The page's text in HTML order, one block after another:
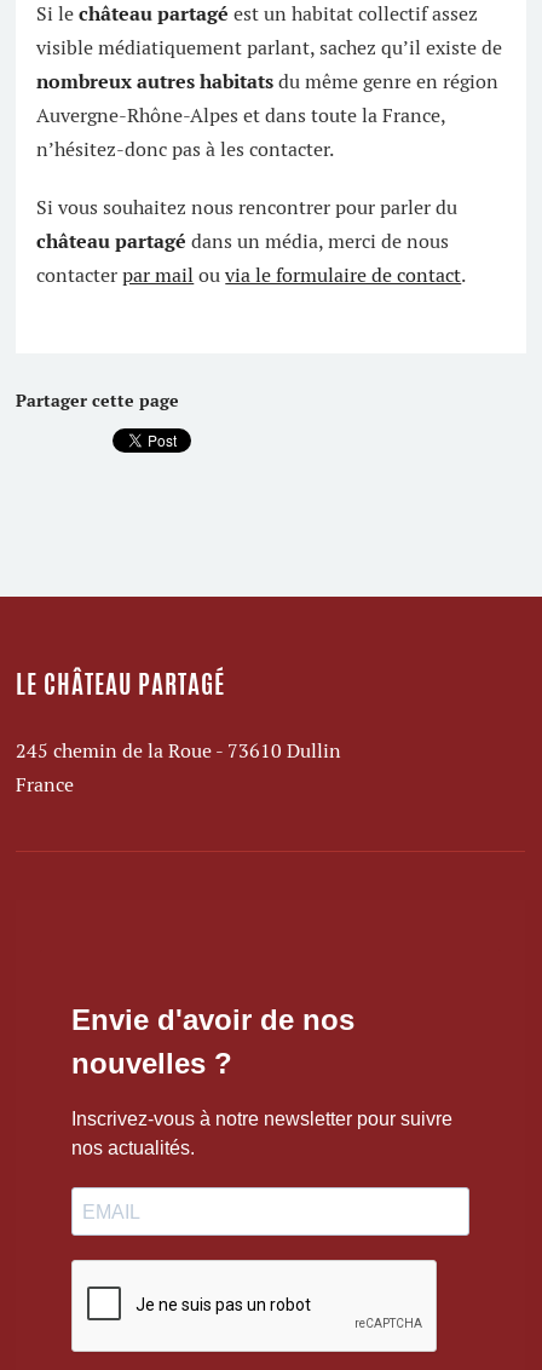
Si lechâteau partagé est un habitat collectif assez
visible médiatiquement parlant, sachez qu’il existe de
nombreux autres habitatsdu même genre en région
Auvergne-Rhône-Alpes et dans toute la France,
n’hésitez-donc pas à les contacter.
Si vous souhaitez nous rencontrer pour parler du
château partagé dans un média, merci de nous
contacterpar mail ouvia le formulaire de contact.
Partager cette page
LE CHÂTEAU PARTAGÉ
245 chemin de la Roue - 73610 Dullin
France